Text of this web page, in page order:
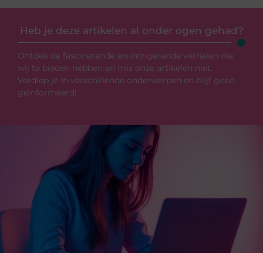
Heb je deze artikelen al onder ogen gehad?
Ontdek de fascinerende en intrigerende verhalen die
wij te bieden hebben en mis onze artikelen niet.
Verdiep je in verschillende onderwerpen en blijf goed
geïnformeerd!